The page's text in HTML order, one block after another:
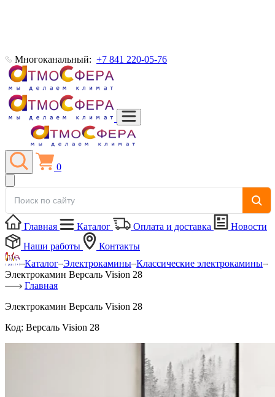
Многоканальный: +7 841 220-05-76
0
Главная Каталог Оплата и доставка
Новости
Наши работы
Контакты
Каталог Электрокамины Классические электрокамины
Электрокамин Версаль Vision 28
Главная
Электрокамин Версаль Vision 28
Код: Версаль Vision 28